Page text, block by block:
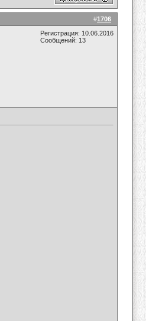
#1706
Регистрация: 10.06.2016
Сообщений: 13